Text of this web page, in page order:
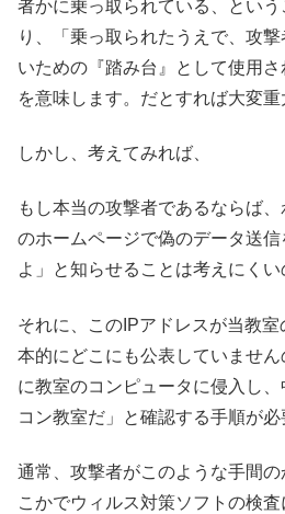
者かに乗っ取られている、という
り、「乗っ取られたうえで、攻
いための『踏み台』として使用
を意味します。だとすれば大変
しかし、考えてみれば、
もし本当の攻撃者であるならば
のホームページで偽のデータ送
よ」と知らせることは考えにくい
それに、このIPアドレスが当教
本的にどこにも公表していませ
に教室のコンピュータに侵入し
コン教室だ」と確認する手順が必
通常、攻撃者がこのような手間
こかでウィルス対策ソフトの検査